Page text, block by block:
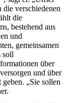
verschiedenen
die
bestehend aus
und
gemeinsamen
soll
über
und über
„Sie sollen